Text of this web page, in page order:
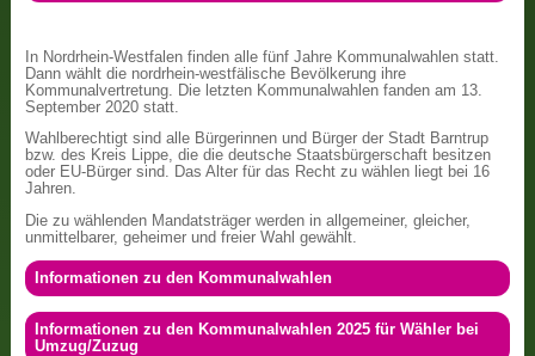
In Nordrhein-Westfalen finden alle fünf Jahre Kommunalwahlen statt.
Dann wählt die nordrhein-westfälische Bevölkerung ihre
Kommunalvertretung. Die letzten Kommunalwahlen fanden am 13.
September 2020 statt.
Wahlberechtigt sind alle Bürgerinnen und Bürger der Stadt Barntrup
bzw. des Kreis Lippe, die die deutsche Staatsbürgerschaft besitzen
oder EU-Bürger sind. Das Alter für das Recht zu wählen liegt bei 16
Jahren.
Die zu wählenden Mandatsträger werden in allgemeiner, gleicher,
unmittelbarer, geheimer und freier Wahl gewählt.
Informationen zu den Kommunalwahlen
Informationen zu den Kommunalwahlen 2025 für Wähler bei
Umzug/Zuzug